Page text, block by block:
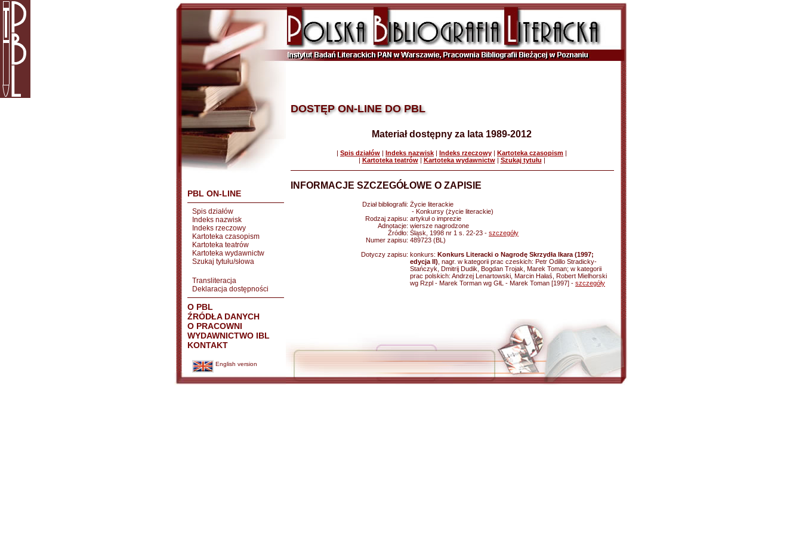
PBL ON-LINE
Spis działów
Indeks nazwisk
Indeks rzeczowy
Kartoteka czasopism
Kartoteka teatrów
Kartoteka wydawnictw
Szukaj tytułu/słowa
Transliteracja
Deklaracja dostępności
O PBL
ŹRÓDŁA DANYCH
O PRACOWNI
WYDAWNICTWO IBL
KONTAKT
English version
DOSTĘP ON-LINE DO PBL
Materiał dostępny za lata 1989-2012
| Spis działów | Indeks nazwisk | Indeks rzeczowy | Kartoteka czasopism |
| Kartoteka teatrów| Kartoteka wydawnictw| Szukaj tytułu |
INFORMACJE SZCZEGÓŁOWE O ZAPISIE
Dział bibliografii: Życie literackie
- Konkursy (życie literackie)
Rodzaj zapisu: artykuł o imprezie
Adnotacje: wiersze nagrodzone
Źródło: Śląsk, 1998 nr 1 s. 22-23 - szczegóły
Numer zapisu: 489723 (BL)
Dotyczy zapisu: konkurs: Konkurs Literacki o Nagrodę Skrzydła Ikara (1997;
edycja II) , nagr. w kategorii prac czeskich: Petr Odillo Stradicky-
Stańczyk, Dmitrij Dudik, Bogdan Trojak, Marek Toman; w kategorii
prac polskich: Andrzej Lenartowski, Marcin Hałaś, Robert Mielhorski
wg Rzpl - Marek Torman wg GłL - Marek Toman [1997] - szczegóły